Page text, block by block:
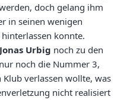
doch gelang ihm
in seinen wenigen
konnte.
Jonas Urbig noch zu den
noch die Nummer 3,
verlassen wollte, was
nicht realisiert